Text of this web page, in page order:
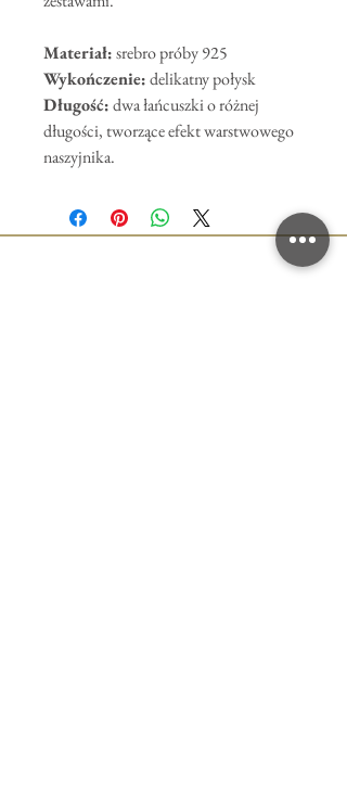
Materiał:srebro próby 925
Wykończenie:delikatny połysk
Długość:dwa łańcuszki o różnej
długości, tworzące efekt warstwowego
naszyjnika.